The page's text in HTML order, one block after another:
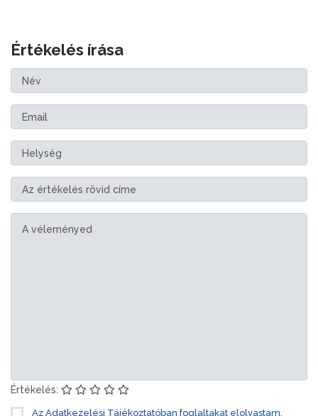
Értékelés írása
Értékelés:
Az Adatkezelési Tájékoztatóban foglaltakat elolvastam,